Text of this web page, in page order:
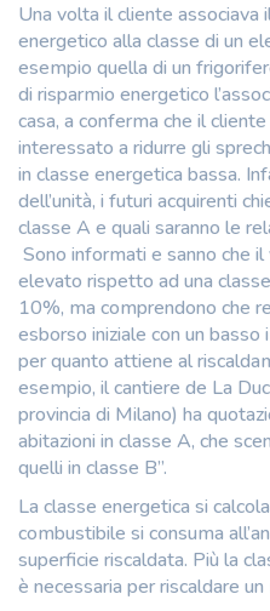
Una volta il cliente associava
energetico alla classe di un
esempio quella di un
di risparmio energetico
casa, a conferma che il
interessato a ridurre gli
in classe energetica bassa.
dell’unità, i futuri acquirenti
classe A e quali saranno le
Sono informati e sanno che
elevato rispetto ad una
10%, ma comprendono che
esborso iniziale con un
per quanto attiene al
esempio, il cantiere de La
provincia di Milano) ha
abitazioni in classe A, che
quelli in classe B”.
La classe energetica si
combustibile si consuma
superficie riscaldata. Più la
è necessaria per riscaldare